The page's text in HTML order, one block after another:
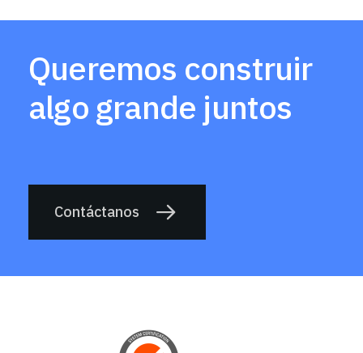
Queremos construir
algo grande juntos
Contáctanos